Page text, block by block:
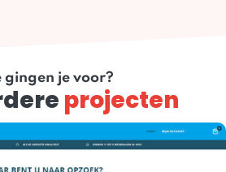
gingen je voor?
projecten